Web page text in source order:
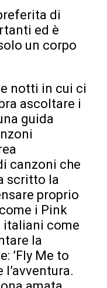
di
ed è
un corpo
notti in cui ci
ascoltare i
guida
canzoni che
scritto la
proprio
i Pink
italiani come
la
’Fly Me to